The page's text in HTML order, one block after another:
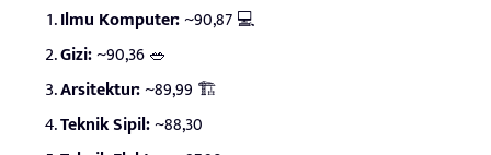
Ilmu Komputer:~90,87 💻
Gizi:~90,36 🥗
Arsitektur:~89,99 🏗️
Teknik Sipil:~88,30